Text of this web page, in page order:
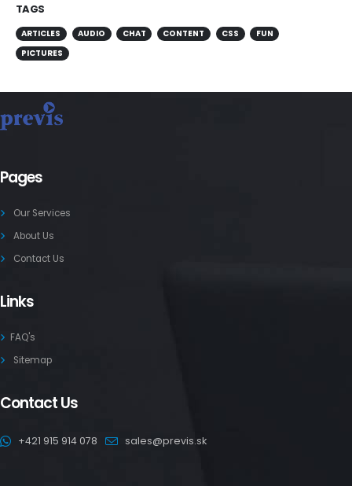
TAGS
ARTICLES AUDIO CHAT CONTENT CSS
FUN
PICTURES
Pages
Our Services
About Us
Contact Us
Links
FAQ's
Sitemap
Contact Us
+421 915 914 078 sales@previs.sk